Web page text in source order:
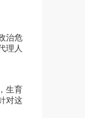
治危
理人
生育
对这